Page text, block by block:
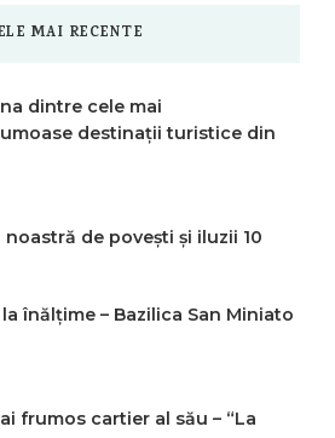
MAI RECENTE
dintre cele mai
destinații turistice din
noastră de povești și iluzii 10
înălțime – Bazilica San Miniato
frumos cartier al său – “La